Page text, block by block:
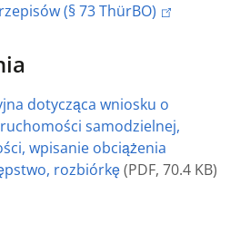
(§ 73 ThürBO)
dotycząca wniosku o
samodzielnej,
wpisanie obciążenia
rozbiórkę(PDF, 70.4 KB)